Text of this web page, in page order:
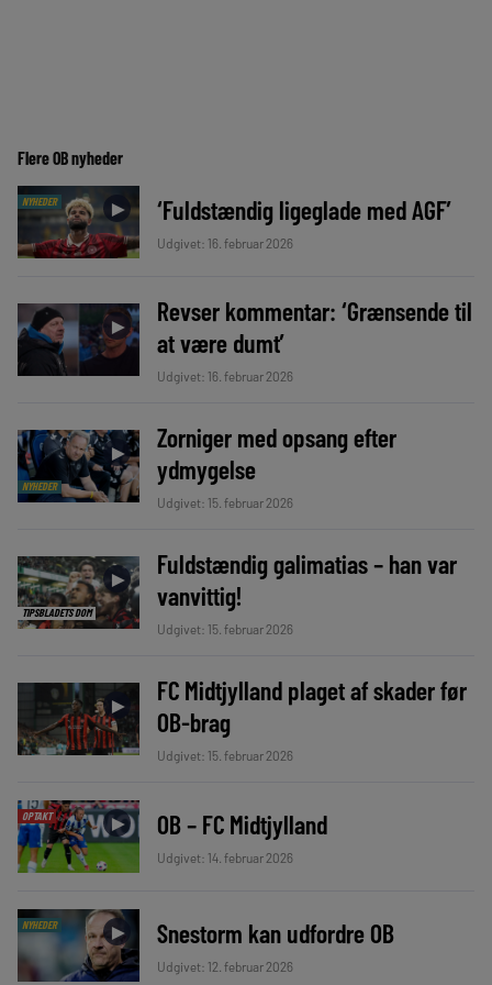
Flere OB nyheder
NYHEDER ► ‘Fuldstændig ligeglade med AGF’
Udgivet: 16. februar 2026
►
Revser kommentar: ‘Grænsende til
at være dumt’
Udgivet: 16. februar 2026
NYHEDER
►
Zorniger med opsang efter
ydmygelse
Udgivet: 15. februar 2026
TIPSBLADETS DOM
►
Fuldstændig galimatias – han var
vanvittig!
Udgivet: 15. februar 2026
►
FC Midtjylland plaget af skader før
OB-brag
Udgivet: 15. februar 2026
OPTAKT ► OB – FC Midtjylland
Udgivet: 14. februar 2026
NYHEDER ► Snestorm kan udfordre OB
Udgivet: 12. februar 2026